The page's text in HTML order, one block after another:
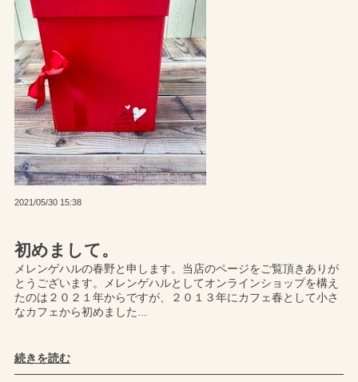
初めまして。
2021/05/30 15:38
メレンゲハルの春野と申します。当店のページをご覧頂きありが
とうございます。メレンゲハルとしてオンラインショップを構え
たのは２０２１年からですが、２０１３年にカフェ春として小さ
なカフェから初めました...
続きを読む